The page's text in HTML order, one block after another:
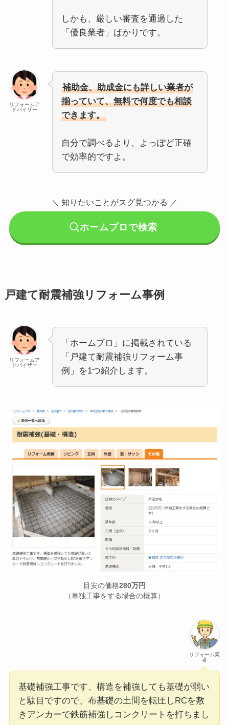
しかも、厳しい審査を通過した
「優良業者」ばかりです。
リフォームア
ドバイザー
補助金、助成金にも詳しい業者が
揃っていて、無料で何度でも相談
できます。
自分で調べるより、よっぽど正確
で効率的ですよ。
＼ 知りたいことがスグ見つかる ／
ホームプロで検索
戸建て耐震補強リフォーム事例
リフォームア
ドバイザー
「ホームプロ」に掲載されている
「戸建て耐震補強リフォーム事
例」を1つ紹介します。
目安の価格280万円
（単独工事をする場合の概算）
リフォーム業
者
基礎補強工事です、構造を補強しても基礎が弱い
と駄目ですので、布基礎の土間を転圧しRCを敷
きアンカーで鉄筋補強しコンクリートを打ちまし